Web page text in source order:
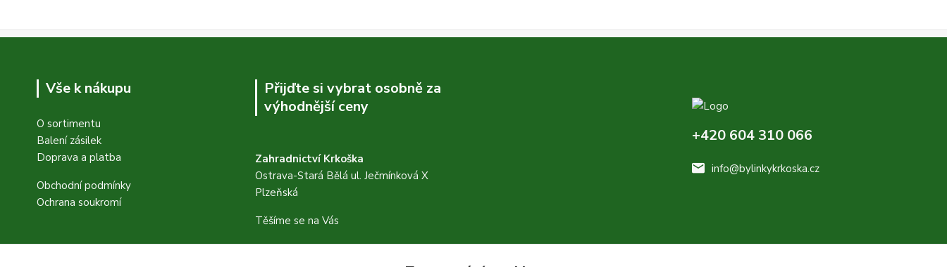
Vše k nákupu
O sortimentu
Balení zásilek
Doprava a platba
Obchodní podmínky
Ochrana soukromí
Přijďte si vybrat osobně za
výhodnější ceny
Zahradnictví Krkoška
Ostrava-Stará Bělá ul. Ječmínková X
Plzeňská
Těšíme se na Vás
+420 604 310 066
info@bylinkykrkoska.cz